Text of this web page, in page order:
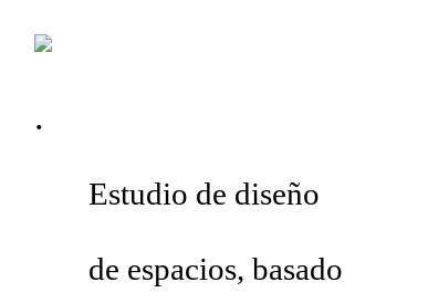
.
Estudio de diseño
de espacios, basado